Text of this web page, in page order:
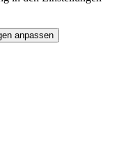
anpassen